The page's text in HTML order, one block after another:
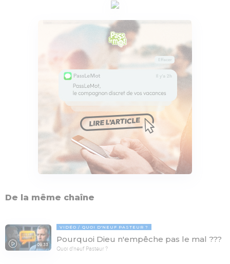
De la même chaîne
09:33
VIDÉO QUOI D'NEUF PASTEUR ?
Pourquoi Dieu n'empêche pas le mal ???
Quoi d'neuf Pasteur ?